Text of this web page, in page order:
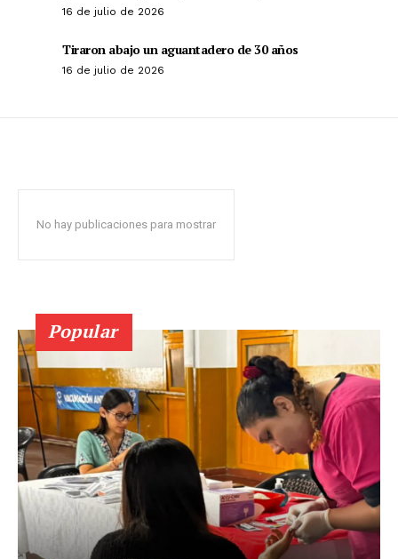
16 de julio de 2026
Tiraron abajo un aguantadero de 30 años
16 de julio de 2026
No hay publicaciones para mostrar
Popular